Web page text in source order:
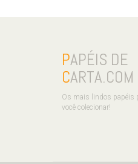
PAPÉIS DE
CARTA.COM
Os mais lindos papéis
você colecionar!